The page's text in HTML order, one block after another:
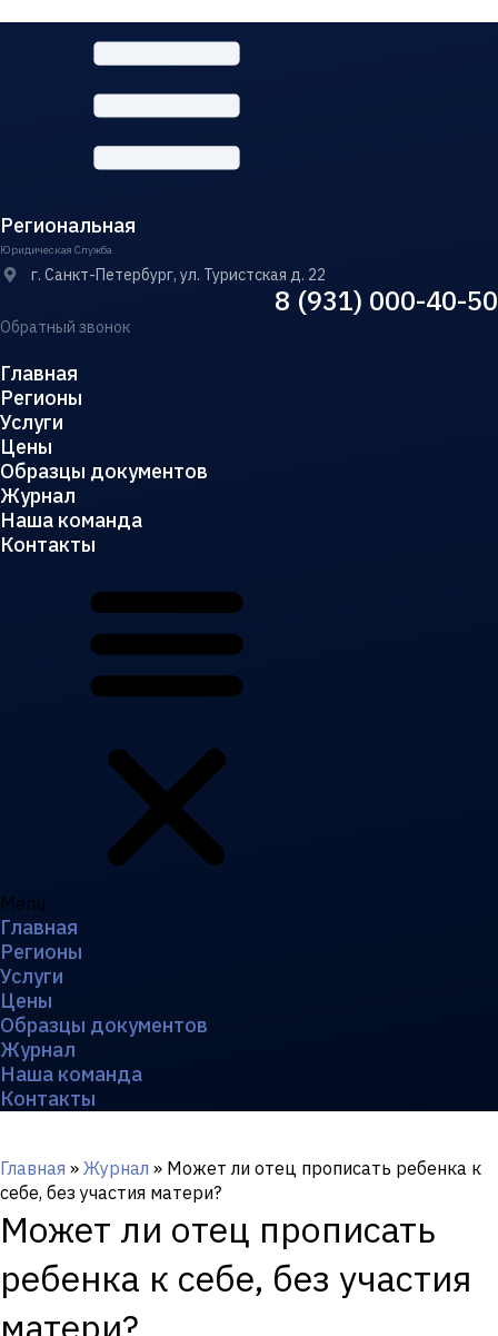
Региональная
Юридическая Служба
г. Санкт-Петербург, ул. Туристская д. 22
8 (931) 000-40-50
Обратный звонок
Главная
Регионы
Услуги
Цены
Образцы документов
Журнал
Наша команда
Контакты
Menu
Главная
Регионы
Услуги
Цены
Образцы документов
Журнал
Наша команда
Контакты
Главная » Журнал » Может ли отец прописать ребенка к
себе, без участия матери?
Может ли отец прописать
ребенка к себе, без участия